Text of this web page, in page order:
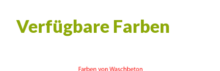
Verfügbare Farben